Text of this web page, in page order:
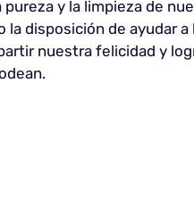
pureza y la limpieza de
la disposición de ayudar a
nuestra felicidad y